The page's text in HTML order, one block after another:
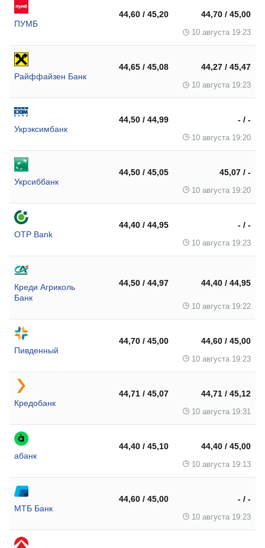
ПУМБ
44,60 / 45,20 44,70 / 45,00
10 августа 19:23
Райффайзен Банк
44,65 / 45,08 44,27 / 45,47
10 августа 19:23
Укрэксимбанк
44,50 / 44,99 - / -
10 августа 19:20
Укрсиббанк
44,50 / 45,05 45,07 / -
10 августа 19:20
OTP Bank
44,40 / 44,95 - / -
10 августа 19:23
Креди Агриколь
Банк
44,50 / 44,97 44,40 / 44,95
10 августа 19:22
Пивденный
44,70 / 45,00 44,60 / 45,00
10 августа 19:23
Кредобанк
44,71 / 45,07 44,71 / 45,12
10 августа 19:31
абанк
44,40 / 45,10 44,40 / 45,00
10 августа 19:13
МТБ Банк
44,60 / 45,00 - / -
10 августа 19:23